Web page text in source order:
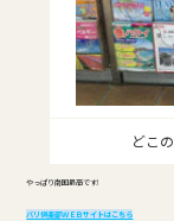
どこ
やっぱり南国最高です!
バリ倶楽部ＷＥＢサイトはこちら